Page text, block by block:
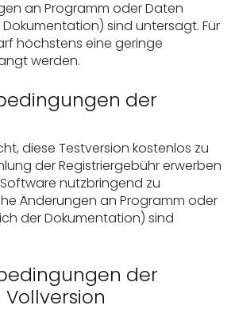
an Programm oder Daten
sind untersagt. Für
höchstens eine geringe
werden.
der
diese Testversion kostenlos zu
der Registriergebühr erwerben
nutzbringend zu
Änderungen an Programm oder
der Dokumentation) sind
der